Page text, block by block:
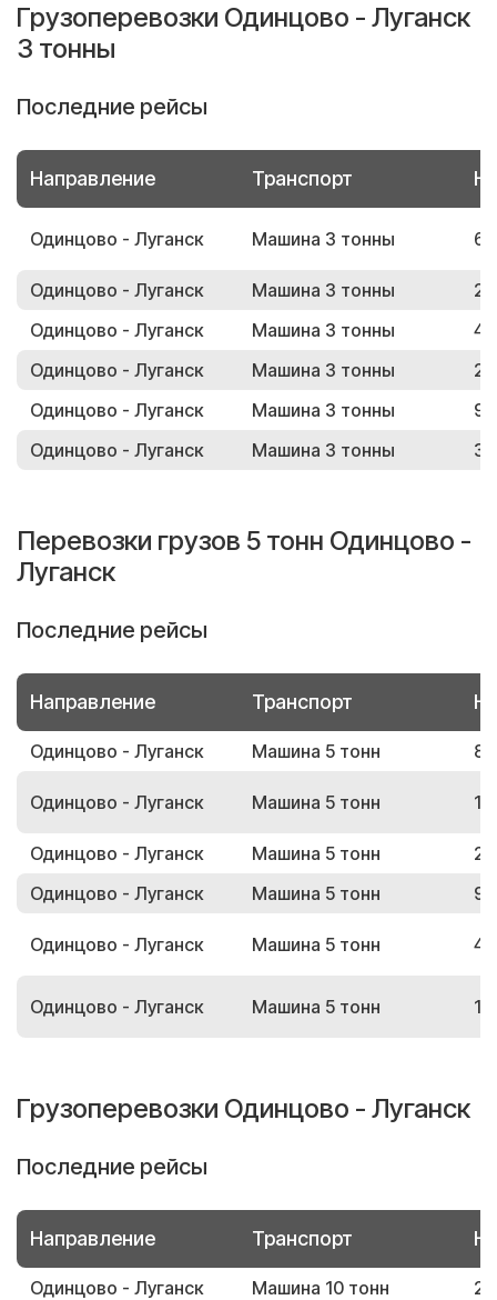
Грузоперевозки Одинцово - Луганск
3 тонны
Последние рейсы
Направление Транспорт
Одинцово - Луганск Машина 3 тонны
Одинцово - Луганск Машина 3 тонны
Одинцово - Луганск
Машина 3 тонны
Одинцово - Луганск
Машина 3 тонны
Одинцово - Луганск
Машина 3 тонны
Одинцово - Луганск
Машина 3 тонны
Перевозки грузов 5 тонн Одинцово -
Луганск
Последние рейсы
Направление Транспорт
Одинцово - Луганск Машина 5 тонн
Одинцово - Луганск Машина 5 тонн
Одинцово - Луганск Машина 5 тонн
Одинцово - Луганск
Машина 5 тонн
Одинцово - Луганск Машина 5 тонн
Одинцово - Луганск Машина 5 тонн
Грузоперевозки Одинцово - Луганск
Последние рейсы
Направление Транспорт
Одинцово - Луганск Машина 10 тонн